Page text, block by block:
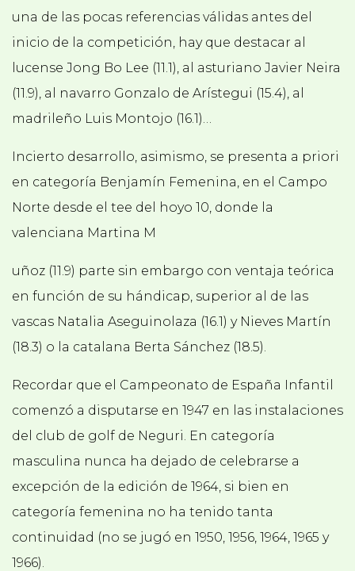
una de las pocas referencias válidas antes del
inicio de la competición, hay que destacar al
lucense Jong Bo Lee (11.1), al asturiano Javier Neira
(11.9), al navarro Gonzalo de Arístegui (15.4), al
madrileño Luis Montojo (16.1)…
Incierto desarrollo, asimismo, se presenta a priori
en categoría Benjamín Femenina, en el Campo
Norte desde el tee del hoyo 10, donde la
valenciana Martina M
uñoz (11.9) parte sin embargo con ventaja teórica
en función de su hándicap, superior al de las
vascas Natalia Aseguinolaza (16.1) y Nieves Martín
(18.3) o la catalana Berta Sánchez (18.5).
Recordar que el Campeonato de España Infantil
comenzó a disputarse en 1947 en las instalaciones
del club de golf de Neguri. En categoría
masculina nunca ha dejado de celebrarse a
excepción de la edición de 1964, si bien en
categoría femenina no ha tenido tanta
continuidad (no se jugó en 1950, 1956, 1964, 1965 y
1966).